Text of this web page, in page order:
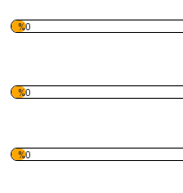
%0
%0
%0